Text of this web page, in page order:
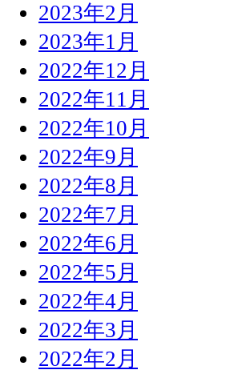
2023年2月
2023年1月
2022年12月
2022年11月
2022年10月
2022年9月
2022年8月
2022年7月
2022年6月
2022年5月
2022年4月
2022年3月
2022年2月